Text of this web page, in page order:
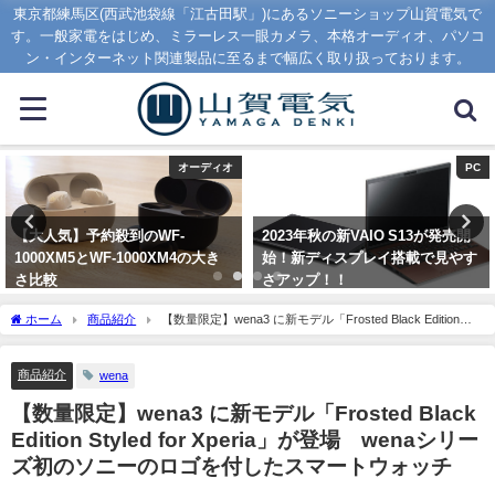
東京都練馬区(西武池袋線「江古田駅」)にあるソニーショップ山賀電気で
す。一般家電をはじめ、ミラーレス一眼カメラ、本格オーディオ、パソコ
ン・インターネット関連製品に至るまで幅広く取り扱っております。
PC
2023年秋の新VAIO S13が発売開
始！新ディスプレイ搭載で見やす
さアップ！！
カメラ
α7CII、α7CR、FE 16-35mm F2.8
GM IIの3ラインナップが発表！！
2023年9月1日
ホーム 商品紹介
【数量限定】wena3 に新モデル「Frosted Black Edition
Styled for Xperia」が登場 wenaシリーズ初のソニーのロゴを付したスマートウォッチ
商品紹介 wena
【数量限定】wena3 に新モデル「Frosted Black
Edition Styled for Xperia」が登場 wenaシリー
ズ初のソニーのロゴを付したスマートウォッチ